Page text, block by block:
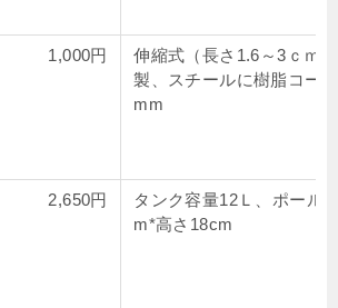
1,000円
伸縮式（長さ1.6～3ｃｍ
製、スチールに樹脂コー
mm
2,650円
タンク容量12Ｌ、ポール
m*高さ18cm